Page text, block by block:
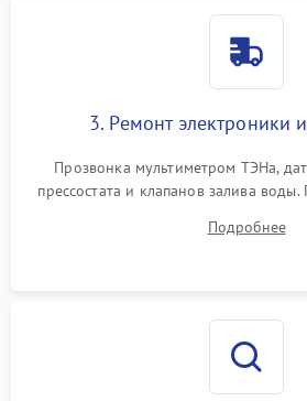
3. Ремонт электроники
Прозвонка мультиметром ТЭНа,
прессостата и клапанов залива
Восстановление целостности
Подробнее